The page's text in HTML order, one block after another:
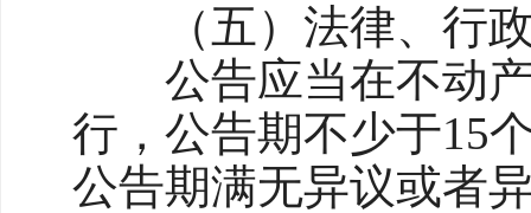
（五）法律、行政
公告应当在不动产
行，公告期不少于15
公告期满无异议或者